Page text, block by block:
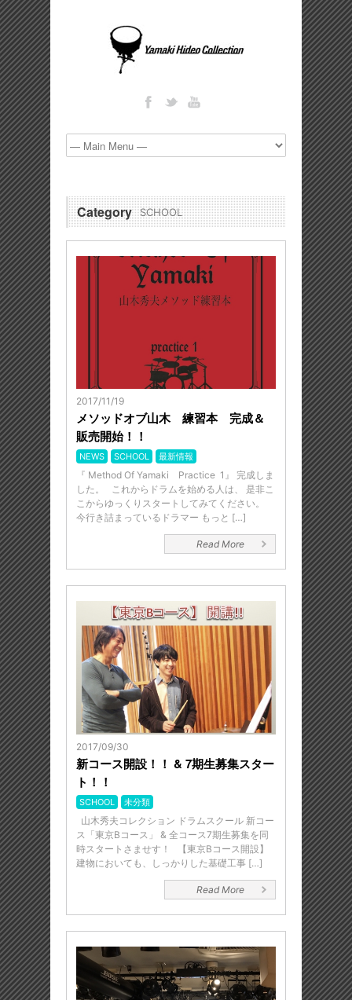
Category SCHOOL
2017/11/19
メソッドオブ山木 練習本 完成＆
販売開始！！
NEWS SCHOOL 最新情報
『 Method Of Yamaki Practice 1』 完成しま
した。 これからドラムを始める人は、 是非こ
こからゆっくりスタートしてみてください。
今行き詰まっているドラマー もっと […]
Read More
2017/09/30
新コース開設！！ & 7期生募集スター
ト！！
SCHOOL 未分類
山木秀夫コレクション ドラムスクール 新コー
ス「東京Bコース」 & 全コース7期生募集を同
時スタートさませす！ 【東京Bコース開設】
建物においても、しっかりした基礎工事 […]
Read More